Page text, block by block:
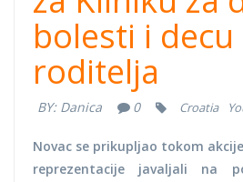
bolesti i decu
roditelja
BY: Danica 0 Croatia
Novac se prikupljao tokom
reprezentacije javaljali na